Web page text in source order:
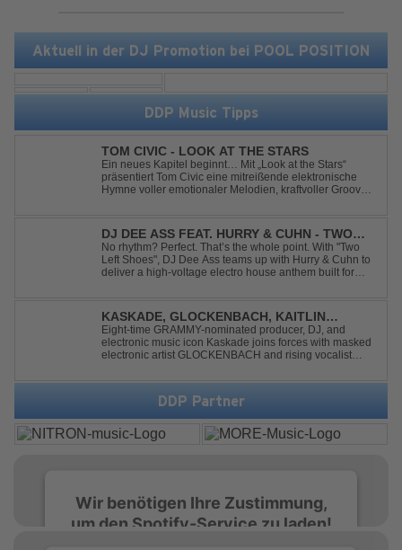
Aktuell in der DJ Promotion bei POOL POSITION
DDP Music Tipps
TOM CIVIC - LOOK AT THE STARS
Ein neues Kapitel beginnt… Mit „Look at the Stars“
präsentiert Tom Civic eine mitreißende elektronische
Hymne voller emotionaler Melodien, kraftvoller Grooves
Verbindung aus Dance, House und elektronische...
DJ DEE ASS FEAT. HURRY & CUHN - TWO
LEFT SHOES
No rhythm? Perfect. That’s the whole point. With "Two
Left Shoes", DJ Dee Ass teams up with Hurry & Cuhn to
deliver a high-voltage electro house anthem built for
clumsiness into confid...
KASKADE, GLOCKENBACH, KAITLIN
ARAGON - RUNAWAY
Eight-time GRAMMY-nominated producer, DJ, and
electronic music icon Kaskade joins forces with masked
electronic artist GLOCKENBACH and rising vocalist
arriving July 31st. The track marks the fourth single from
Kaskade’s forthcoming ORIGIN...
DDP Partner
Wir benötigen Ihre Zustimmung,
um den Spotify-Service zu laden!